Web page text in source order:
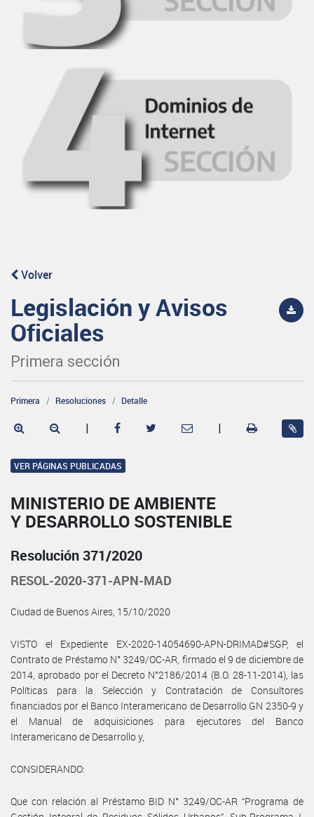
Volver
Legislación y Avisos
Oficiales
Primera sección
Primera Resoluciones Detalle
| |
VER PÁGINAS PUBLICADAS
MINISTERIO DE AMBIENTE
Y DESARROLLO SOSTENIBLE
Resolución 371/2020
RESOL-2020-371-APN-MAD
Ciudad de Buenos Aires, 15/10/2020
VISTO el Expediente EX-2020-14054690-APN-DRIMAD#SGP, el
Contrato de Préstamo N° 3249/OC-AR, firmado el 9 de diciembre de
2014, aprobado por el Decreto N°2186/2014 (B.O. 28-11-2014), las
Políticas para la Selección y Contratación de Consultores
financiados por el Banco Interamericano de Desarrollo GN 2350-9 y
el Manual de adquisiciones para ejecutores del Banco
Interamericano de Desarrollo y,
CONSIDERANDO:
Que con relación al Préstamo BID N° 3249/OC-AR “Programa de